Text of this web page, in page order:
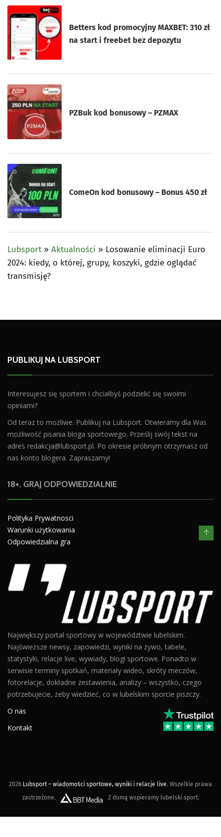
Betters kod promocyjny MAXBET: 310 zł
na start i freebet bez depozytu
PZBuk kod bonusowy – PZMAX
ComeOn kod bonusowy – Bonus 450 zł
Lubsport » Aktualności » Losowanie eliminacji Euro
2024: kiedy, o której, grupy, koszyki, gdzie oglądać
transmisję?
PUBLIKUJ NA LUBSPORT
Interesujesz się sportem i chciałbyś podzielić się swoimi
opiniami?
Od teraz to możliwe. Publikuj na Lubsport. Otwieramy dla Was
możliwość pisania bloga sportowego. Prześlij swój tekst na
adres redakcja@lubsport.pl. Po okresie próbnym otrzymasz od
nas konto blogera. Zapraszamy!
18+. GRAJ ODPOWIEDZIALNIE
Polityka Prywatnosci
Warunki użytkowania
Odpowiedzialna gra
Największy portal sportowy w województwie lubelskim.
Najświeższe newsy, zapowiedzi, wyniki na żywo, tabele,
statystyki, relacje live, wywiady, blogi sportowe. Ponadto w
serwisie terminy spotkań, materiały wideo, skróty meczów,
fotorelacje, dokładne zestawienia, analizy – wszystko, czego
potrzebujecie, żeby wiedzieć, co w lubelskim sporcie piszczy.
O nas
Kontakt
2026 Lubsport – wiadomości sportowe, wyniki i relacje live. Wszelkie prawa
zastrzeżone.
Z dumą wspieramy lubelski sport.